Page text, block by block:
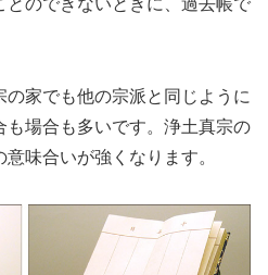
とのできないときに、過去帳で
家でも他の宗派と同じように
場合も多いです。浄土真宗の
味合いが強くなります。